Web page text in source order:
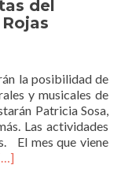
del
la posibilidad de
y musicales de
Patricia Sosa,
Las actividades
El mes que viene